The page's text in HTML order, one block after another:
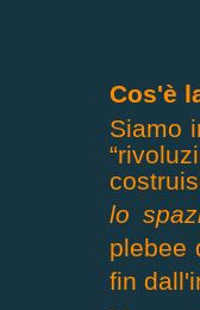
Cos'è
Siamo
lo
plebee
fin